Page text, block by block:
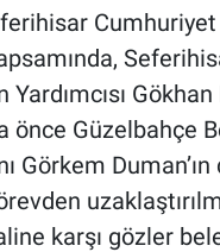
Cumhuriyet
Yardımcısı
önce Güzelbahçe
Görkem
karşı gözler